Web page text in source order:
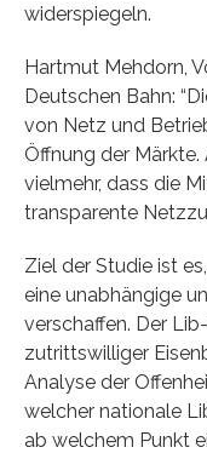
widerspiegeln.
Hartmut Mehdorn,
Deutschen Bahn:
von Netz und
Öffnung der
vielmehr, dass die
transparente
Ziel der Studie ist
eine unabhängige
verschaffen. Der
zutrittswilliger
Analyse der
welcher nationale
ab welchem Punkt